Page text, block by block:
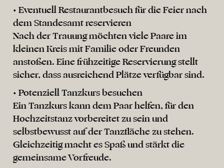
• Eventuell Restaurantbesuch für die Feier nach
dem Standesamt reservieren
Nach der Trauung möchten viele Paare im
kleinen Kreis mit Familie oder Freunden
anstoßen. Eine frühzeitige Reservierung stellt
sicher, dass ausreichend Plätze verfügbar sind.
• Potenziell Tanzkurs besuchen
Ein Tanzkurs kann dem Paar helfen, für den
Hochzeitstanz vorbereitet zu sein und
selbstbewusst auf der Tanzfläche zu stehen.
Gleichzeitig macht es Spaß und stärkt die
gemeinsame Vorfreude.